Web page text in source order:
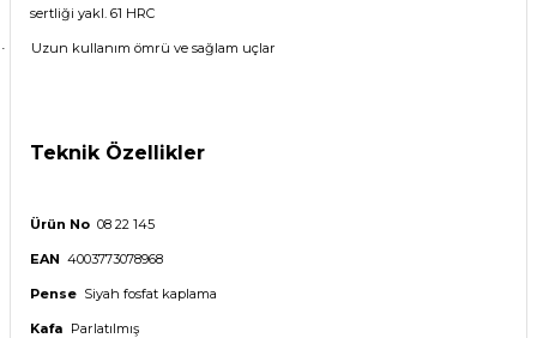
sertliği yakl. 61 HRC
· Uzun kullanım ömrü ve sağlam uçlar
Teknik Özellikler
Ürün No 08 22 145
EAN 4003773078968
Pense Siyah fosfat kaplama
Kafa Parlatılmış